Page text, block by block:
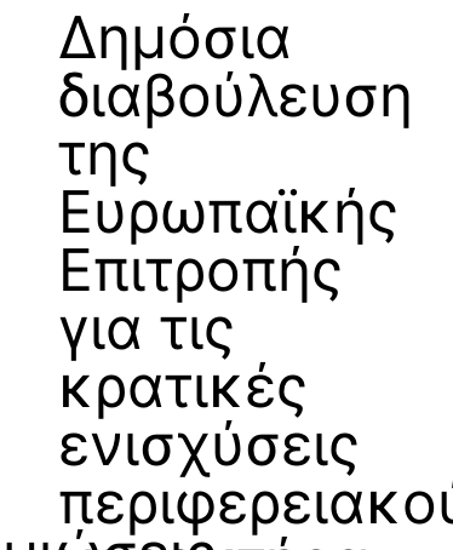
Δημόσια
διαβούλευση
της
Ευρωπαϊκής
Επιτροπής
για τις
κρατικές
ενισχύσεις